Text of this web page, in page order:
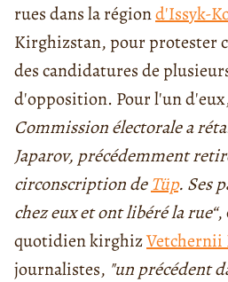
rues dans la régiond'Issyk-
Kirghizstan, pour protester
des candidatures de
d'opposition. Pour l'un
Commission électorale a
Japarov, précédemment
circonscription deTüp. Ses
chez eux et ont libéré la rue“,
quotidien kirghizVetchernii
journalistes, "un précédent